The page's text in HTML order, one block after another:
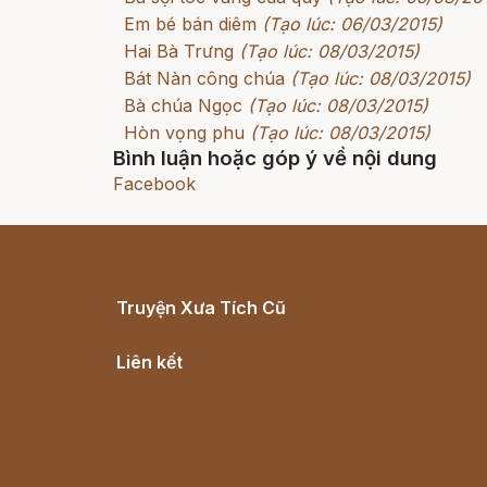
Em bé bán diêm (Tạo lúc: 06/03/2015)
Hai Bà Trưng (Tạo lúc: 08/03/2015)
Bát Nàn công chúa (Tạo lúc: 08/03/2015)
Bà chúa Ngọc (Tạo lúc: 08/03/2015)
Hòn vọng phu (Tạo lúc: 08/03/2015)
Bình luận hoặc góp ý về nội dung
Facebook
Truyện Xưa Tích Cũ
Liên kết